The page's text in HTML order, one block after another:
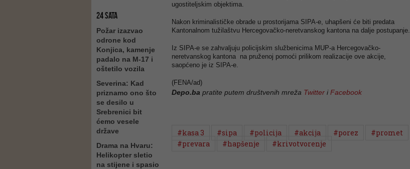
24 SATA
Požar izazvao
odrone kod
Konjica, kamenje
padalo na M-17 i
oštetilo vozila
Severina: Kad
priznamo ono što
se desilo u
Srebrenici bit
ćemo vesele
države
Drama na Hvaru:
Helikopter sletio
na stijene i spasio
ugostiteljskim objektima.
Nakon kriminalističke obrade u prostorijama SIPA-e, uhapšeni će biti predata
Kantonalnom tužilaštvu Hercegovačko-neretvanskog kantona na dalje postupanje.
Iz SIPA-e se zahvaljuju policijskim službenicima MUP-a Hercegovačko-
neretvanskog kantona na pruženoj pomoći prilikom realizacije ove akcije,
saopćeno je iz SIPA-e.
(FENA/ad)
Depo.ba pratite putem društvenih mreža Twitter iFacebook
#kasa 3 #sipa #policija #akcija #porez
#promet
#prevara
#hapšenje #krivotvorenje